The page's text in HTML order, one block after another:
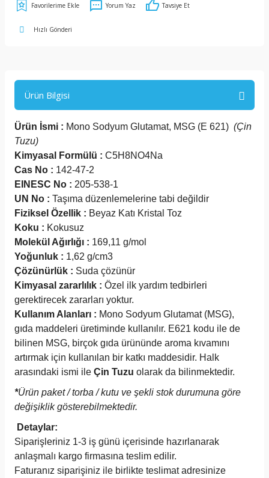
Yorum Yaz Tavsiye Et
Hızlı Gönderi
Ürün Bilgisi
Ürün İsmi : Mono Sodyum Glutamat, MSG (E 621) (Çin
Tuzu)
Kimyasal Formülü : C5H8NO4Na
Cas No : 142-47-2
EINESC No : 205-538-1
UN No : Taşıma düzenlemelerine tabi değildir
Fiziksel Özellik : Beyaz Katı Kristal Toz
Koku : Kokusuz
Molekül Ağırlığı : 169,11 g/mol
Yoğunluk : 1,62 g/cm3
Çözünürlük : Suda çözünür
Kimyasal zararlılık : Özel ilk yardım tedbirleri
gerektirecek zararları yoktur.
Kullanım Alanları : Mono Sodyum Glutamat (MSG),
gıda maddeleri üretiminde kullanılır. E­621 kodu ile de
bilinen MSG, birçok gıda ürününde aroma kıvamını
artırmak için kullanılan bir katkı maddesidir. Halk
arasındaki ismi ile Çin Tuzu olarak da bilinmektedir.
*Ürün paket / torba / kutu ve şekli stok durumuna göre
değişiklik gösterebilmektedir.
Detaylar:
Siparişleriniz 1-3 iş günü içerisinde hazırlanarak
anlaşmalı kargo firmasına teslim edilir.
Faturanız siparişiniz ile birlikte teslimat adresinize